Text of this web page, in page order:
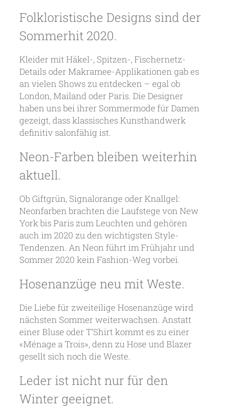
Folkloristische Designs sind der
Sommerhit 2020.
Kleider mit Häkel-, Spitzen-, Fischernetz-
Details oder Makramee-Applikationen gab es
an vielen Shows zu entdecken – egal ob
London, Mailand oder Paris. Die Designer
haben uns bei ihrer Sommermode für Damen
gezeigt, dass klassisches Kunsthandwerk
definitiv salonfähig ist.
Neon-Farben bleiben weiterhin
aktuell.
Ob Giftgrün, Signalorange oder Knallgel:
Neonfarben brachten die Laufstege von New
York bis Paris zum Leuchten und gehören
auch im 2020 zu den wichtigsten Style-
Tendenzen. An Neon führt im Frühjahr und
Sommer 2020 kein Fashion-Weg vorbei.
Hosenanzüge neu mit Weste.
Die Liebe für zweiteilige Hosenanzüge wird
nächsten Sommer weiterwachsen. Anstatt
einer Bluse oder T’Shirt kommt es zu einer
«Ménage a Trois», denn zu Hose und Blazer
gesellt sich noch die Weste.
Leder ist nicht nur für den
Winter geeignet.